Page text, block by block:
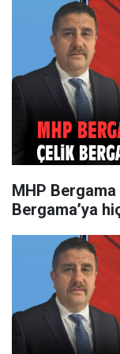
MHP Bergama
Bergama’ya